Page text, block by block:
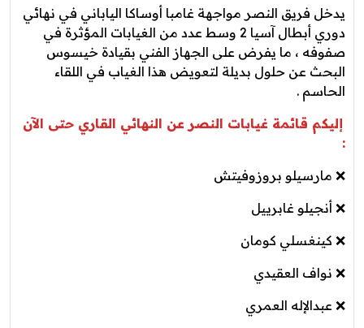
يدخل فريق النصر مواجهة غامبا أوساكا الياباني في نهائي
دوري أبطال آسيا 2 وسط عدد من الغيابات المؤثرة في
صفوفه ، ما يفرض على الجهاز الفني بقيادة خيسوس
البحث عن حلول بديلة لتعويض هذا الغياب في اللقاء
الحاسم .
إليكم قائمة غيابات النصر عن النهائي القاري حتى الآن
:
❌ مارسيلو بروزوفيتش
❌ أنجيلو غابرييل
❌ كينغسلي كومان
❌ نواف العقيدي
❌ عبدالإله العمري